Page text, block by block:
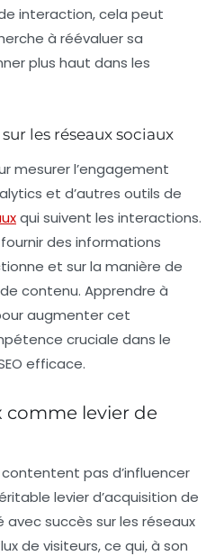
interaction, cela peut
à réévaluer sa
plus haut dans les
les réseaux sociaux
mesurer l’engagement
et d’autres outils de
qui suivent les interactions.
des informations
et sur la manière de
contenu. Apprendre à
augmenter cet
cruciale dans le
efficace.
comme levier de
pas d’influencer
levier d’acquisition de
succès sur les réseaux
de visiteurs, ce qui, à son